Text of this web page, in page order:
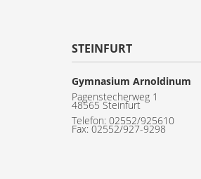
STEINFURT
Gymnasium Arnoldinum
Pagenstecherweg 1
48565 Steinfurt
Telefon: 02552/925610
Fax: 02552/927-9298